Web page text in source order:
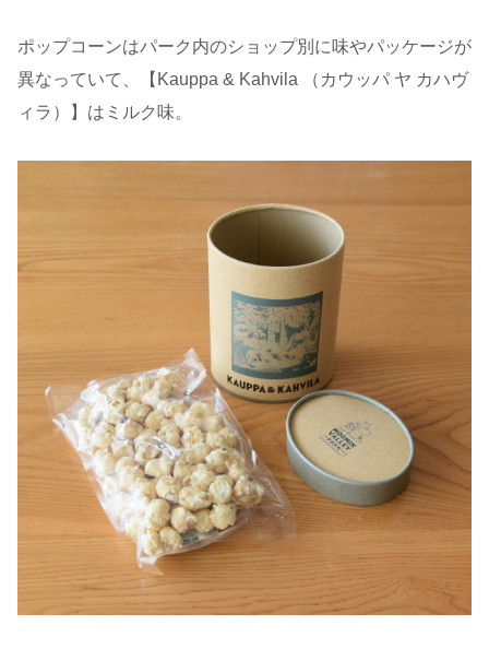
ポップコーンはパーク内のショップ別に味やパッケージが
異なっていて、【Kauppa & Kahvila （カウッパ ヤ カハヴ
ィラ）】はミルク味。